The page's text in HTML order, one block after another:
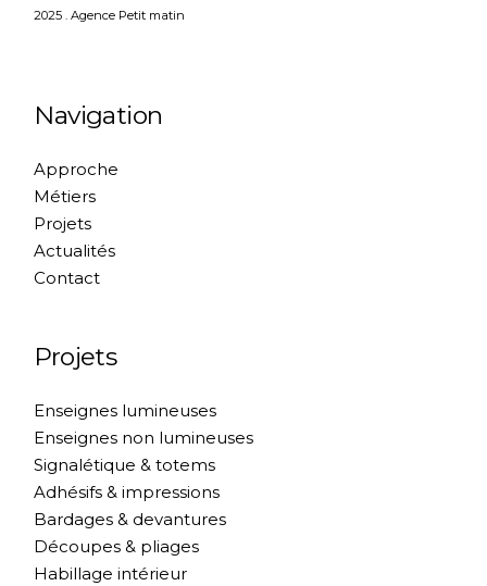
2025 . Agence Petit matin
Navigation
Approche
Métiers
Projets
Actualités
Contact
Projets
Enseignes lumineuses
Enseignes non lumineuses
Signalétique & totems
Adhésifs & impressions
Bardages & devantures
Découpes & pliages
Habillage intérieur